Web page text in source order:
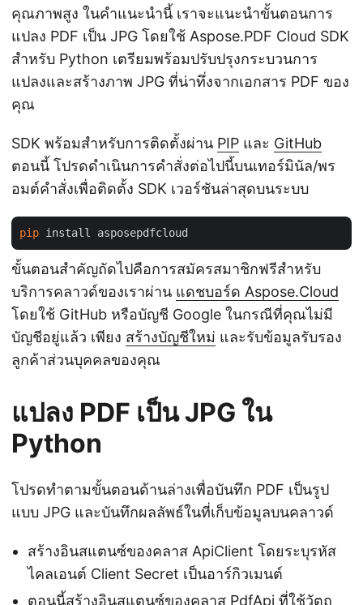
คุณภาพสูง ในคำแนะนำนี้ เราจะแนะนำขั้นตอนการ
แปลง PDF เป็น JPG โดยใช้ Aspose.PDF Cloud SDK
สำหรับ Python เตรียมพร้อมปรับปรุงกระบวนการ
แปลงและสร้างภาพ JPG ที่น่าทึ่งจากเอกสาร PDF ของ
คุณ
SDK พร้อมสำหรับการติดตั้งผ่าน PIP และ GitHub
ตอนนี้ โปรดดำเนินการคำสั่งต่อไปนี้บนเทอร์มินัล/พร
อมต์คำสั่งเพื่อติดตั้ง SDK เวอร์ชันล่าสุดบนระบบ
pip
ขั้นตอนสำคัญถัดไปคือการสมัครสมาชิกฟรีสำหรับ
บริการคลาวด์ของเราผ่าน แดชบอร์ด Aspose.Cloud
โดยใช้ GitHub หรือบัญชี Google ในกรณีที่คุณไม่มี
บัญชีอยู่แล้ว เพียง สร้างบัญชีใหม่ และรับข้อมูลรับรอง
ลูกค้าส่วนบุคคลของคุณ
แปลง PDF เป็น JPG ใน
Python
โปรดทำตามขั้นตอนด้านล่างเพื่อบันทึก PDF เป็นรูป
แบบ JPG และบันทึกผลลัพธ์ในที่เก็บข้อมูลบนคลาวด์
สร้างอินสแตนซ์ของคลาส ApiClient โดยระบุรหัส
ไคลเอนต์ Client Secret เป็นอาร์กิวเมนต์
ตอนนี้สร้างอินสแตนซ์ของคลาส PdfApi ที่ใช้วัตถุ